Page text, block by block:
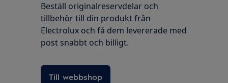
Beställ originalreservdelar och
tillbehör till din produkt från
Electrolux och få dem levererade med
post snabbt och billigt.
Till webbshop